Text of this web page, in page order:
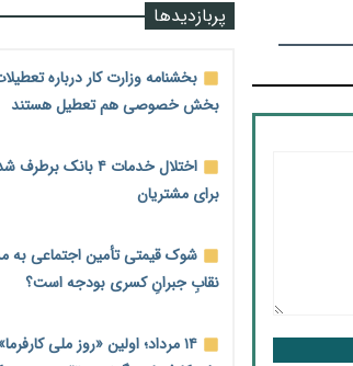
نرخ سود بانکی در دوراهی تورم
صادرات مرغ مازاد هنوز آغاز
شیر صنعتی چگونه تولید می‌شود؟
نسخه قطعه‌سازان برای سایپا؛
پربازدیدها
بخشنامه وزارت کار درباره
بخش خصوصی هم تعطیل هستند
اختلال خدمات ۴
برای مشتریان
شوک قیمتی تأمین اجتماعی به
نقابِ جبرانِ کسری بودجه است؟
۱۴ مرداد؛ اولین «روز ملی